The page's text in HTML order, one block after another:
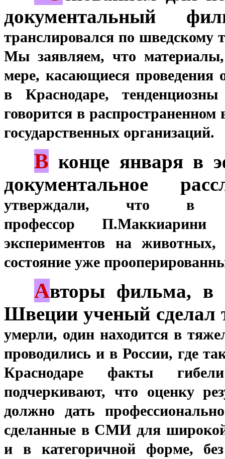
документальный
транслировался по шведскому
Мы заявляем, что
мере, касающиеся проведения
в Краснодаре,
говорится в распространенном
государственных организаций.
В конце января в
документальное
утверждали, что в
профессор П.Маккиарини
экспериментов на
состояние уже
Авторы фильма, в
Швеции ученый сделал
умерли, один находится в
проводились и в России, где
Краснодаре факты
подчеркивают, что оценку
должно дать
сделанные в СМИ для
и в категоричной форме,